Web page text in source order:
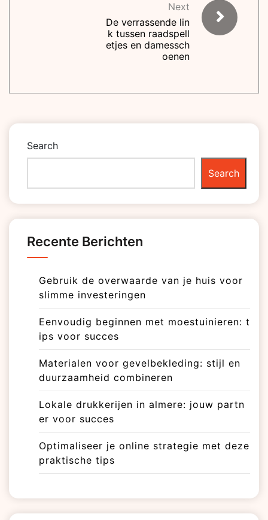
Next
De verrassende lin
k tussen raadspell
etjes en damessch
oenen
Search
Search
Recente Berichten
Gebruik de overwaarde van je huis voor
slimme investeringen
Eenvoudig beginnen met moestuinieren: t
ips voor succes
Materialen voor gevelbekleding: stijl en
duurzaamheid combineren
Lokale drukkerijen in almere: jouw partn
er voor succes
Optimaliseer je online strategie met deze
praktische tips